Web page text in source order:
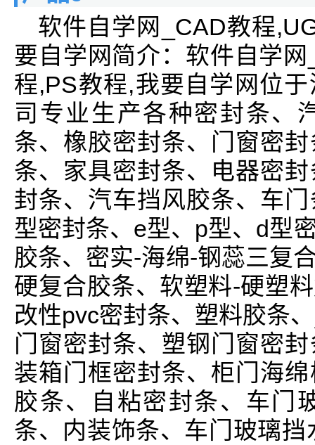
软件自学网_CAD教程
要自学网简介：软件自学
程,PS教程,我要自学网位
司专业生产各种密封条、
条、橡胶密封条、门窗密
条、家具密封条、电器密
封条、汽车挡风胶条、车
型密封条、e型、p型、d型
胶条、密实-海绵-钢蕊三复
硬复合胶条、软塑料-硬塑
改性pvc密封条、塑料胶条
门窗密封条、塑钢门窗密
装箱门框密封条、柜门海
胶条、自粘密封条、车门
条、内装饰条、车门玻璃